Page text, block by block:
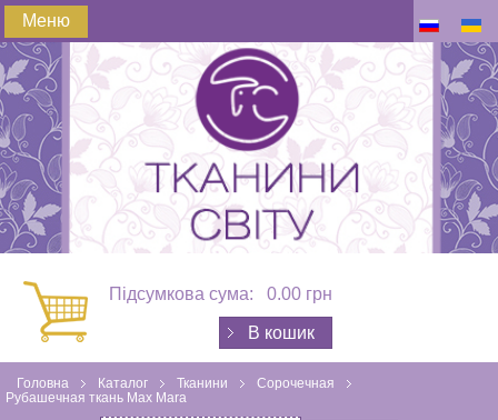
Меню
Підсумкова сума: 0.00 грн
В кошик
Головна Каталог Тканини
Сорочечная
Рубашечная ткань Max Mara